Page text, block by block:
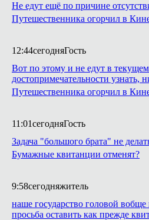
Не едут ещё по причине
Путешественника огорчил в
12:44сегодняГость
Вот по этому и не едут в
достопримечательности
Путешественника огорчил в
11:01сегодняГость
Задача "большого брата" не
Бумажные квитанции отменят?
9:58сегодняжитель
наше государство головой
просьба оставить как прежде